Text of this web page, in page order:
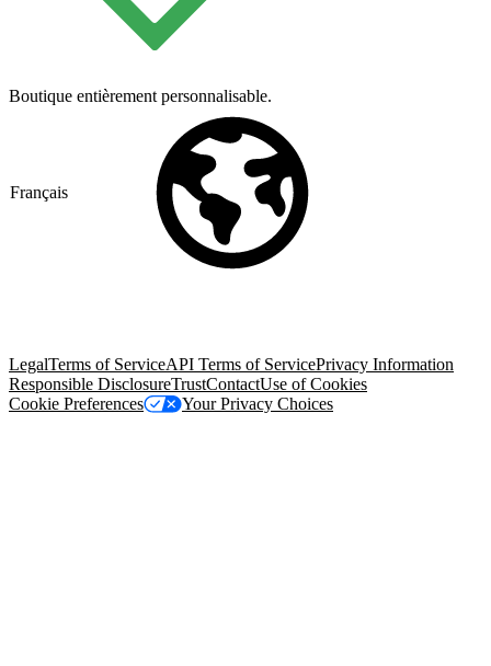
Boutique entièrement personnalisable.
Français
LegalTerms of ServiceAPI Terms of ServicePrivacy Information
Responsible DisclosureTrustContactUse of Cookies
Cookie Preferences
Your Privacy Choices